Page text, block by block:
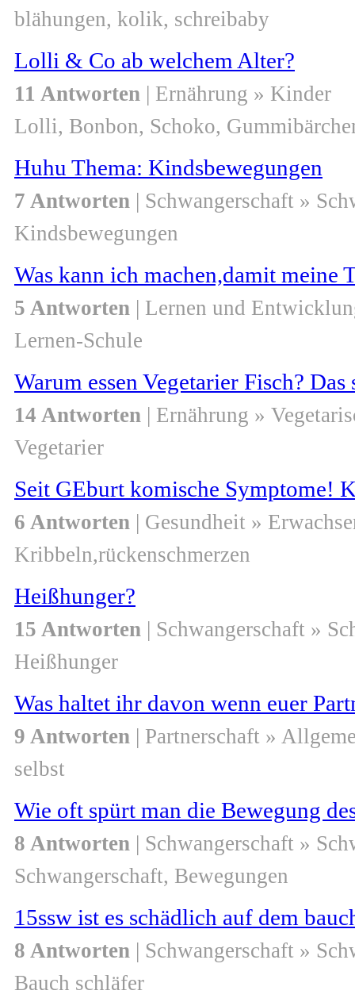
blähungen, kolik, schreibaby
Lolli & Co ab welchem Alter?
11 Antworten | Ernährung » Kinder
Lolli, Bonbon, Schoko,
Huhu Thema: Kindsbewegungen
7 Antworten | Schwangerschaft »
Kindsbewegungen
Was kann ich machen,damit meine
5 Antworten | Lernen und
Lernen-Schule
Warum essen Vegetarier Fisch?
14 Antworten | Ernährung »
Vegetarier
Seit GEburt komische Symptome!
6 Antworten | Gesundheit »
Kribbeln,rückenschmerzen
Heißhunger?
15 Antworten | Schwangerschaft »
Heißhunger
Was haltet ihr davon wenn euer
9 Antworten | Partnerschaft »
selbst
Wie oft spürt man die Bewegung
8 Antworten | Schwangerschaft »
Schwangerschaft, Bewegungen
15ssw ist es schädlich auf dem
8 Antworten | Schwangerschaft »
Bauch schläfer